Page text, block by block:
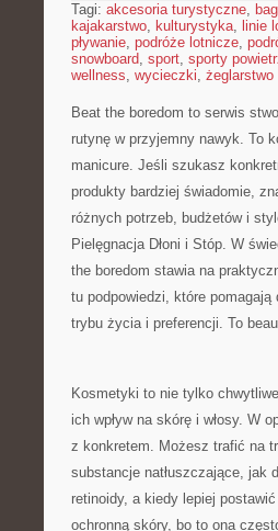
Tagi: akcesoria turystyczne,
kajakarstwo, kulturystyka, linie
pływanie, podróże lotnicze,
snowboard, sport, sporty
wellness, wycieczki, żeglarstwo
Beat the boredom to serwis
rutynę w przyjemny nawyk. To
manicure. Jeśli szukasz
produkty bardziej świadomie,
różnych potrzeb, budżetów i
Pielęgnacja Dłoni i Stóp. W
the boredom stawia na
tu podpowiedzi, które
trybu życia i preferencji. To
Kosmetyki to nie tylko
ich wpływ na skórę i włosy. W
z konkretem. Możesz trafić na
substancje natłuszczające, jak
retinoidy, a kiedy lepiej
ochronną skóry, bo to ona